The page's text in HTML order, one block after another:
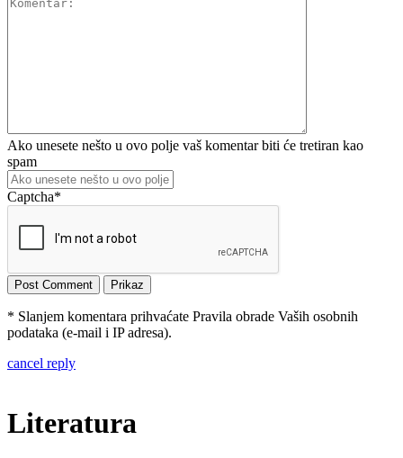
Ako unesete nešto u ovo polje vaš komentar biti će tretiran kao
spam
Captcha*
* Slanjem komentara prihvaćate Pravila obrade Vaših osobnih
podataka (e-mail i IP adresa).
cancel reply
Literatura